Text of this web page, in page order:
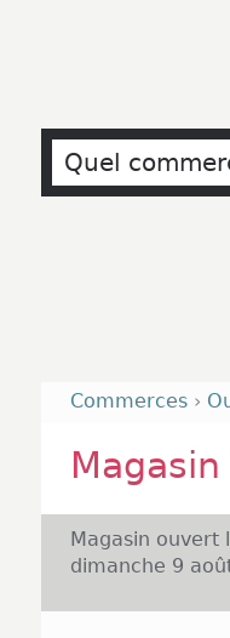
Commerces ›
Magasin ouvert
dimanche 9